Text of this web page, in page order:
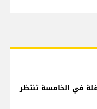
في الخامسة تنتظر